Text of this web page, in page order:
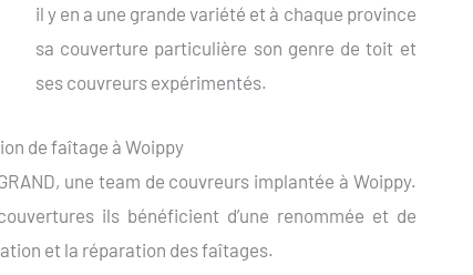
il y en a une grande variété et à chaque province
sa couverture particulière son genre de toit et
ses couvreurs expérimentés.
de faîtage à Woippy
une team de couvreurs implantée à Woippy.
ils bénéficient d’une renommée et de
et la réparation des faîtages.